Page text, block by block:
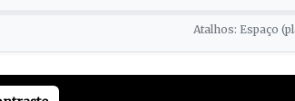
Atalhos: Espaço